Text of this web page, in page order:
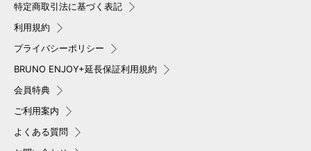
特定商取引法に基づく表記
利用規約
プライバシーポリシー
BRUNO ENJOY+延長保証利用規約
会員特典
ご利用案内
よくある質問